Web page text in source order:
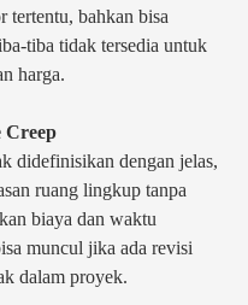
tertentu, bahkan bisa
tiba tidak tersedia untuk
harga.
Creep
didefinisikan dengan jelas,
ruang lingkup tanpa
biaya dan waktu
muncul jika ada revisi
dalam proyek.